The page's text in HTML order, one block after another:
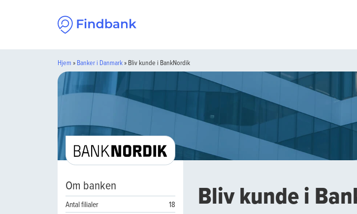
Hjem » Banker i Danmark» Bliv kunde i BankNordik
Om banken
Antal filialer
18
Bliv kunde i